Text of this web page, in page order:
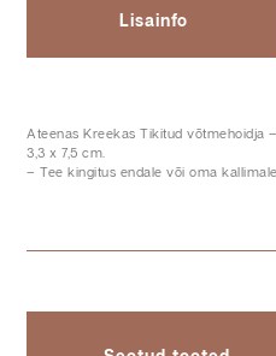
Lisainfo
Ateenas Kreekas Tikitud võtmehoidja
3,3 x 7,5 cm.
– Tee kingitus endale või oma